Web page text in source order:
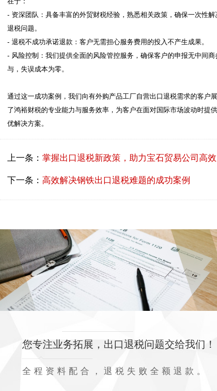
- 资深团队：具备丰富的外贸财税经验，熟悉相关政策，确保一次性解
退税问题。
- 退税不成功承诺退款：客户无需担心服务费用的投入不产生成果。
- 风险控制：我们提供全面的风险管控服务，确保客户的申报无中间商
与，失误成本为零。
通过这一成功案例，我们向有外购产品工厂自营出口退税需求的客户
了鸿裕财税的专业能力与服务效率，为客户在面对国际市场波动时提
优解决方案。
上一条： 掌握出口退税新政策，助力宝石贸易公司高效退税
下一条： 高效解决钢铁出口退税难题的成功案例
您专注业务拓展，出口退税问题交给我们！
全程资料配合，退税失败全额退款。